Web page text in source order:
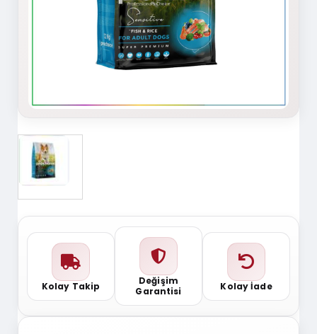
Kolay Takip
Değişim
Garantisi
Kolay İade